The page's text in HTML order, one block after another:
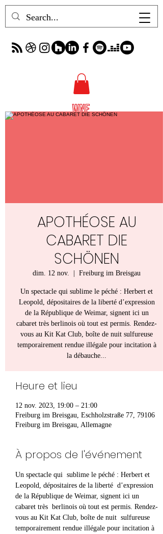
APOTHÉOSE AU
CABARET DIE
SCHÖNEN
dim. 12 nov.
  |
Freiburg im Breisgau
Un spectacle qui sublime le péché : Herbert et
Leopold, dépositaires de la liberté d’expression
de la République de Weimar, signent ici un
cabaret très berlinois où tout est permis. Rendez-
vous au Kit Kat Club, boîte de nuit sulfureuse
temporairement rendue illégale pour incitation à
la débauche...
Heure et lieu
12 nov. 2023, 19:00 – 21:00
Freiburg im Breisgau, Eschholzstraße 77, 79106
Freiburg im Breisgau, Allemagne
À propos de l'événement
Un spectacle qui  sublime le péché : Herbert et
Leopold, dépositaires de la liberté  d’expression
de la République de Weimar, signent ici un
cabaret très  berlinois où tout est permis. Rendez-
vous au Kit Kat Club, boîte de nuit  sulfureuse
temporairement rendue illégale pour incitation à